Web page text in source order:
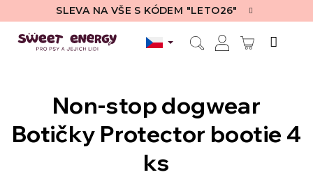
obsah
SLEVA NA VŠE S KÓDEM "LETO26"
Non-stop dogwear
Botičky Protector bootie 4
ks